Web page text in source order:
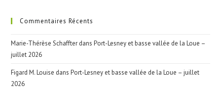
Commentaires Récents
Marie-Thérèse Schaffter dansPort-Lesney et basse vallée de la Loue –
juillet 2026
Figard M. Louise dansPort-Lesney et basse vallée de la Loue – juillet
2026